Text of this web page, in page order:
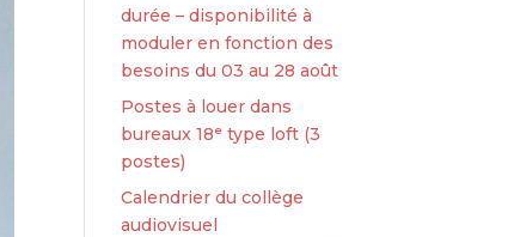
durée – disponibilité à
moduler en fonction des
besoins du 03 au 28 août
Postes à louer dans
bureaux 18ᵉ type loft (3
postes)
Calendrier du collège
audiovisuel